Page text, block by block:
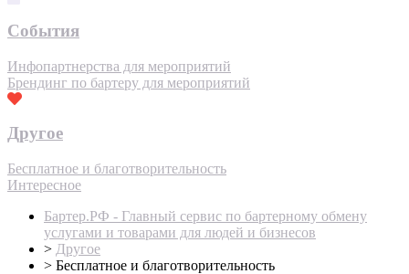
События
Инфопартнерства для мероприятий
Брендинг по бартеру для мероприятий
Другое
Бесплатное и благотворительность
Интересное
Бартер.РФ - Главный сервис по бартерному обмену
услугами и товарами для людей и бизнесов
> Другое
> Бесплатное и благотворительность